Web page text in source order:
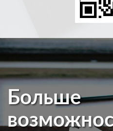
Больше